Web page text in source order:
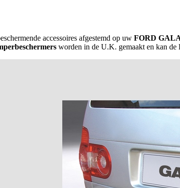
accessoires afgestemd op uw FORD
worden in de U.K. gemaakt en kan